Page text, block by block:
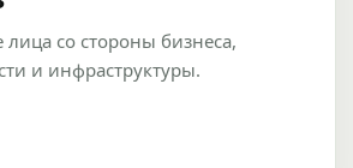
лица со стороны бизнеса,
и инфраструктуры.